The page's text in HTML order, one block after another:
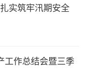
工作总结会暨三季